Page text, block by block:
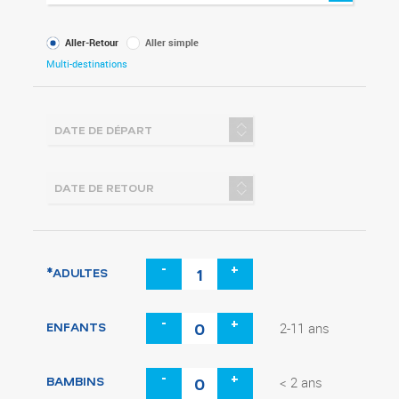
Type
de
Aller-Retour
Aller simple
Multi-destinations
*ADULTES - +
ENFANTS - + 2-11 ans
BAMBINS - + < 2 ans